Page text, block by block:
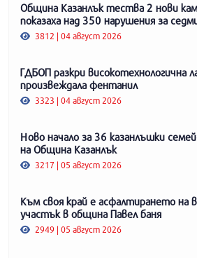
Община Казанлък тества 2 нови
показаха над 350 нарушения за
3812 | 04 август 2026
ГДБОП разкри високотехнологична
произвеждала фентанил
3323 | 04 август 2026
Ново начало за 36 казанлъшки
на Община Казанлък
3217 | 05 август 2026
Към своя край е асфалтирането на
участък в община Павел баня
2949 | 05 август 2026